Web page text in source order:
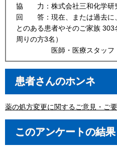
協 力：株式会社三和化学研
回 答：現在、または過去に
とのある患者やそのご家族
周りの方3名）
医師・医療スタッフ
患者さんのホンネ
薬の処方変更に関するご意見・ご
このアンケートの結